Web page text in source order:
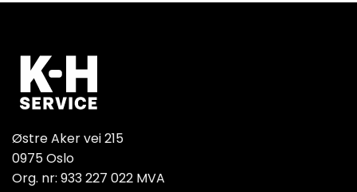
Østre Aker vei 215
0975 Oslo
Org. nr: 933 227 022 MVA